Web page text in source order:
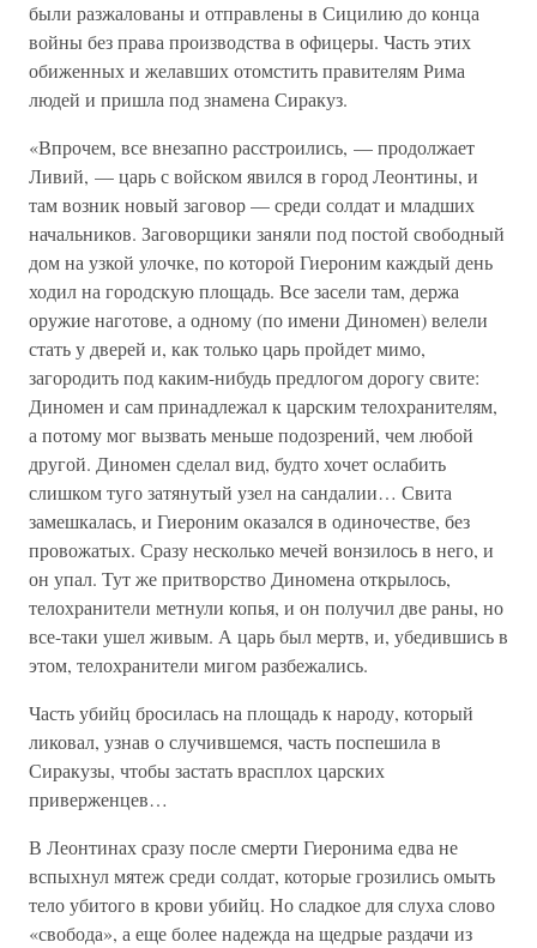
были разжалованы и отправлены в Сицилию до конца
войны без права производства в офицеры. Часть этих
обиженных и желавших отомстить правителям Рима
людей и пришла под знамена Сиракуз.
«Впрочем, все внезапно расстроились, — продолжает
Ливий, — царь с войском явился в город Леонтины, и
там возник новый заговор — среди солдат и младших
начальников. Заговорщики заняли под постой свободный
дом на узкой улочке, по которой Гиероним каждый день
ходил на городскую площадь. Все засели там, держа
оружие наготове, а одному (по имени Диномен) велели
стать у дверей и, как только царь пройдет мимо,
загородить под каким-нибудь предлогом дорогу свите:
Диномен и сам принадлежал к царским телохранителям,
а потому мог вызвать меньше подозрений, чем любой
другой. Диномен сделал вид, будто хочет ослабить
слишком туго затянутый узел на сандалии… Свита
замешкалась, и Гиероним оказался в одиночестве, без
провожатых. Сразу несколько мечей вонзилось в него, и
он упал. Тут же притворство Диномена открылось,
телохранители метнули копья, и он получил две раны, но
все-таки ушел живым. А царь был мертв, и, убедившись в
этом, телохранители мигом разбежались.
Часть убийц бросилась на площадь к народу, который
ликовал, узнав о случившемся, часть поспешила в
Сиракузы, чтобы застать врасплох царских
приверженцев…
В Леонтинах сразу после смерти Гиеронима едва не
вспыхнул мятеж среди солдат, которые грозились омыть
тело убитого в крови убийц. Но сладкое для слуха слово
«свобода», а еще более надежда на щедрые раздачи из